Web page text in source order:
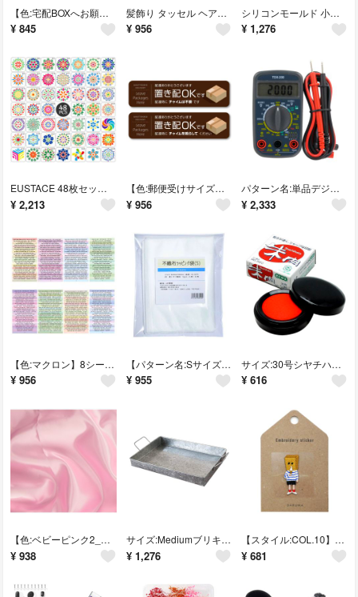
【色:宅配BOXへお願いします(ライトカラー)】Isaac Trading 宅配
¥ 845
髪飾り タッセル ヘアクリップ 漢服 和装 浴衣 和風 ヘアアクセサリー 古風
¥ 956
シリコンモールド 小物入れ 蓋付き ジャー 収納ケース ボトル レジン モールド
¥ 1,276
EUSTACE 48枚セット ステンシルシート 曼荼羅 13x13cmマンダラ
¥ 2,213
【色:郵便受けサイズマットブラウン_サイズ:ステッカー】Isaac Tradin
¥ 956
パターン名:単品デジタルマルチテスター TDX-200
¥ 2,333
【色:マクロン】8シート コラージュ 素材 英字シール 8枚 アルファベットシー
¥ 956
【パターン名:Sサイズ】NK-Quality 不織布ラッピング袋 20枚セット
¥ 955
サイズ:30号シヤチハタ 朱肉 エコス MG-30EC 30号
¥ 616
【色:ベビーピンク2_サイズ:1mカット】丸信商事 生地 サテン 無地 ポリエス
¥ 938
サイズ:Mediumブリキトレイ-M (1個) ZYU-BTM
¥ 1,276
【スタイル:COL.10】ダルマ(DARUMA) ワッペン 刺しゅうステッカー
¥ 681